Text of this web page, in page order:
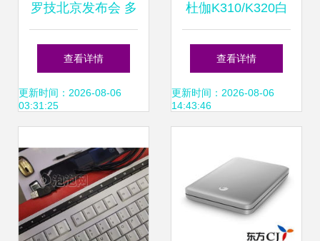
罗技北京发布会 多
款PC外设旗舰产品
全新登场
查看详情
更新时间：2026-08-06
03:31:25
杜伽K310/K320白
光限定版 x58热升
华PBT键帽拆解测
查看详情
更新时间：2026-08-06
14:43:46